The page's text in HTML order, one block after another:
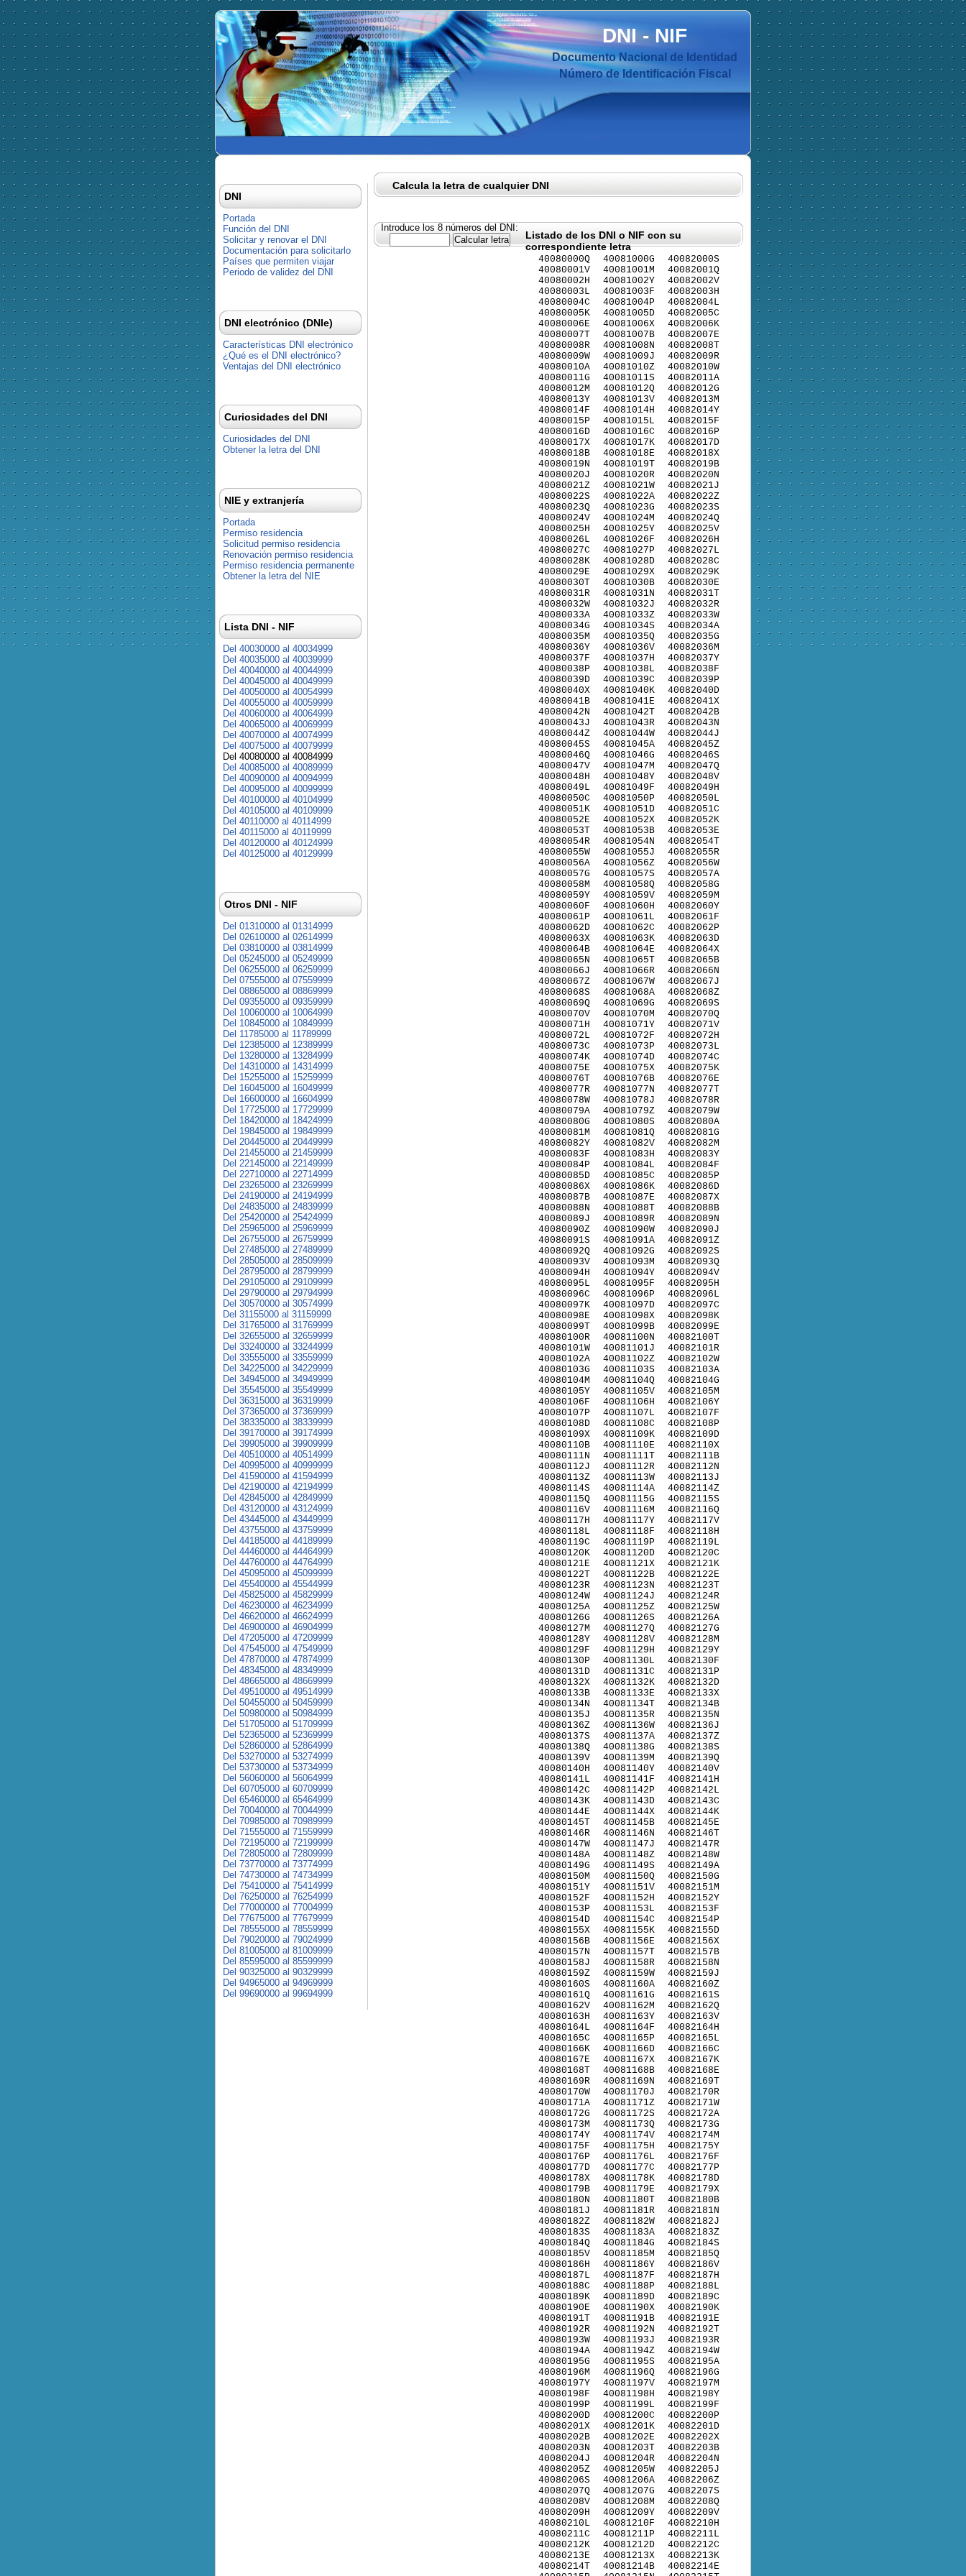
DNI-NIF
Documento Nacional de Identidad
Número de Identificación Fiscal
Calcula la letra de cualquier DNI
Introduce los 8 números del DNI:
Listado de los DNI o NIF con su
correspondiente letra
40080000Q
40080001V
40080002H
40080003L
40080004C
40080005K
40080006E
40080007T
40080008R
40080009W
40080010A
40080011G
40080012M
40080013Y
40080014F
40080015P
40080016D
40080017X
40080018B
40080019N
40080020J
40080021Z
40080022S
40080023Q
40080024V
40080025H
40080026L
40080027C
40080028K
40080029E
40080030T
40080031R
40080032W
40080033A
40080034G
40080035M
40080036Y
40080037F
40080038P
40080039D
40080040X
40080041B
40080042N
40080043J
40080044Z
40080045S
40080046Q
40080047V
40080048H
40080049L
40080050C
40080051K
40080052E
40080053T
40080054R
40080055W
40080056A
40080057G
40080058M
40080059Y
40080060F
40080061P
40080062D
40080063X
40080064B
40080065N
40080066J
40080067Z
40080068S
40080069Q
40080070V
40080071H
40080072L
40080073C
40080074K
40080075E
40080076T
40080077R
40080078W
40080079A
40080080G
40080081M
40080082Y
40080083F
40080084P
40080085D
40080086X
40080087B
40080088N
40080089J
40080090Z
40080091S
40080092Q
40080093V
40080094H
40080095L
40080096C
40080097K
40080098E
40080099T
40080100R
40080101W
40080102A
40080103G
40080104M
40080105Y
40080106F
40080107P
40080108D
40080109X
40080110B
40080111N
40080112J
40080113Z
40080114S
40080115Q
40080116V
40080117H
40080118L
40080119C
40080120K
40080121E
40080122T
40080123R
40080124W
40080125A
40080126G
40080127M
40080128Y
40080129F
40080130P
40080131D
40080132X
40080133B
40080134N
40080135J
40080136Z
40080137S
40080138Q
40080139V
40080140H
40080141L
40080142C
40080143K
40080144E
40080145T
40080146R
40080147W
40080148A
40080149G
40080150M
40080151Y
40080152F
40080153P
40080154D
40080155X
40080156B
40080157N
40080158J
40080159Z
40080160S
40080161Q
40080162V
40080163H
40080164L
40080165C
40080166K
40080167E
40080168T
40080169R
40080170W
40080171A
40080172G
40080173M
40080174Y
40080175F
40080176P
40080177D
40080178X
40080179B
40080180N
40080181J
40080182Z
40080183S
40080184Q
40080185V
40080186H
40080187L
40080188C
40080189K
40080190E
40080191T
40080192R
40080193W
40080194A
40080195G
40080196M
40080197Y
40080198F
40080199P
40080200D
40080201X
40080202B
40080203N
40080204J
40080205Z
40080206S
40080207Q
40080208V
40080209H
40080210L
40080211C
40080212K
40080213E
40080214T
40081000G
40081001M
40081002Y
40081003F
40081004P
40081005D
40081006X
40081007B
40081008N
40081009J
40081010Z
40081011S
40081012Q
40081013V
40081014H
40081015L
40081016C
40081017K
40081018E
40081019T
40081020R
40081021W
40081022A
40081023G
40081024M
40081025Y
40081026F
40081027P
40081028D
40081029X
40081030B
40081031N
40081032J
40081033Z
40081034S
40081035Q
40081036V
40081037H
40081038L
40081039C
40081040K
40081041E
40081042T
40081043R
40081044W
40081045A
40081046G
40081047M
40081048Y
40081049F
40081050P
40081051D
40081052X
40081053B
40081054N
40081055J
40081056Z
40081057S
40081058Q
40081059V
40081060H
40081061L
40081062C
40081063K
40081064E
40081065T
40081066R
40081067W
40081068A
40081069G
40081070M
40081071Y
40081072F
40081073P
40081074D
40081075X
40081076B
40081077N
40081078J
40081079Z
40081080S
40081081Q
40081082V
40081083H
40081084L
40081085C
40081086K
40081087E
40081088T
40081089R
40081090W
40081091A
40081092G
40081093M
40081094Y
40081095F
40081096P
40081097D
40081098X
40081099B
40081100N
40081101J
40081102Z
40081103S
40081104Q
40081105V
40081106H
40081107L
40081108C
40081109K
40081110E
40081111T
40081112R
40081113W
40081114A
40081115G
40081116M
40081117Y
40081118F
40081119P
40081120D
40081121X
40081122B
40081123N
40081124J
40081125Z
40081126S
40081127Q
40081128V
40081129H
40081130L
40081131C
40081132K
40081133E
40081134T
40081135R
40081136W
40081137A
40081138G
40081139M
40081140Y
40081141F
40081142P
40081143D
40081144X
40081145B
40081146N
40081147J
40081148Z
40081149S
40081150Q
40081151V
40081152H
40081153L
40081154C
40081155K
40081156E
40081157T
40081158R
40081159W
40081160A
40081161G
40081162M
40081163Y
40081164F
40081165P
40081166D
40081167X
40081168B
40081169N
40081170J
40081171Z
40081172S
40081173Q
40081174V
40081175H
40081176L
40081177C
40081178K
40081179E
40081180T
40081181R
40081182W
40081183A
40081184G
40081185M
40081186Y
40081187F
40081188P
40081189D
40081190X
40081191B
40081192N
40081193J
40081194Z
40081195S
40081196Q
40081197V
40081198H
40081199L
40081200C
40081201K
40081202E
40081203T
40081204R
40081205W
40081206A
40081207G
40081208M
40081209Y
40081210F
40081211P
40081212D
40081213X
40081214B
40082000S
40082001Q
40082002V
40082003H
40082004L
40082005C
40082006K
40082007E
40082008T
40082009R
40082010W
40082011A
40082012G
40082013M
40082014Y
40082015F
40082016P
40082017D
40082018X
40082019B
40082020N
40082021J
40082022Z
40082023S
40082024Q
40082025V
40082026H
40082027L
40082028C
40082029K
40082030E
40082031T
40082032R
40082033W
40082034A
40082035G
40082036M
40082037Y
40082038F
40082039P
40082040D
40082041X
40082042B
40082043N
40082044J
40082045Z
40082046S
40082047Q
40082048V
40082049H
40082050L
40082051C
40082052K
40082053E
40082054T
40082055R
40082056W
40082057A
40082058G
40082059M
40082060Y
40082061F
40082062P
40082063D
40082064X
40082065B
40082066N
40082067J
40082068Z
40082069S
40082070Q
40082071V
40082072H
40082073L
40082074C
40082075K
40082076E
40082077T
40082078R
40082079W
40082080A
40082081G
40082082M
40082083Y
40082084F
40082085P
40082086D
40082087X
40082088B
40082089N
40082090J
40082091Z
40082092S
40082093Q
40082094V
40082095H
40082096L
40082097C
40082098K
40082099E
40082100T
40082101R
40082102W
40082103A
40082104G
40082105M
40082106Y
40082107F
40082108P
40082109D
40082110X
40082111B
40082112N
40082113J
40082114Z
40082115S
40082116Q
40082117V
40082118H
40082119L
40082120C
40082121K
40082122E
40082123T
40082124R
40082125W
40082126A
40082127G
40082128M
40082129Y
40082130F
40082131P
40082132D
40082133X
40082134B
40082135N
40082136J
40082137Z
40082138S
40082139Q
40082140V
40082141H
40082142L
40082143C
40082144K
40082145E
40082146T
40082147R
40082148W
40082149A
40082150G
40082151M
40082152Y
40082153F
40082154P
40082155D
40082156X
40082157B
40082158N
40082159J
40082160Z
40082161S
40082162Q
40082163V
40082164H
40082165L
40082166C
40082167K
40082168E
40082169T
40082170R
40082171W
40082172A
40082173G
40082174M
40082175Y
40082176F
40082177P
40082178D
40082179X
40082180B
40082181N
40082182J
40082183Z
40082184S
40082185Q
40082186V
40082187H
40082188L
40082189C
40082190K
40082191E
40082192T
40082193R
40082194W
40082195A
40082196G
40082197M
40082198Y
40082199F
40082200P
40082201D
40082202X
40082203B
40082204N
40082205J
40082206Z
40082207S
40082208Q
40082209V
40082210H
40082211L
40082212C
40082213K
40082214E
DNI
Portada
Función del DNI
Solicitar y renovar el DNI
Documentación para solicitarlo
Países que permiten viajar
Periodo de validez del DNI
DNI electrónico (DNIe)
Características DNI electrónico
¿Qué es el DNI electrónico?
Ventajas del DNI electrónico
Curiosidades del DNI
Curiosidades del DNI
Obtener la letra del DNI
NIE y extranjería
Portada
Permiso residencia
Solicitud permiso residencia
Renovación permiso residencia
Permiso residencia permanente
Obtener la letra del NIE
Lista DNI - NIF
Del 40030000 al 40034999
Del 40035000 al 40039999
Del 40040000 al 40044999
Del 40045000 al 40049999
Del 40050000 al 40054999
Del 40055000 al 40059999
Del 40060000 al 40064999
Del 40065000 al 40069999
Del 40070000 al 40074999
Del 40075000 al 40079999
Del 40080000 al 40084999
Del 40085000 al 40089999
Del 40090000 al 40094999
Del 40095000 al 40099999
Del 40100000 al 40104999
Del 40105000 al 40109999
Del 40110000 al 40114999
Del 40115000 al 40119999
Del 40120000 al 40124999
Del 40125000 al 40129999
Otros DNI - NIF
Del 01310000 al 01314999
Del 02610000 al 02614999
Del 03810000 al 03814999
Del 05245000 al 05249999
Del 06255000 al 06259999
Del 07555000 al 07559999
Del 08865000 al 08869999
Del 09355000 al 09359999
Del 10060000 al 10064999
Del 10845000 al 10849999
Del 11785000 al 11789999
Del 12385000 al 12389999
Del 13280000 al 13284999
Del 14310000 al 14314999
Del 15255000 al 15259999
Del 16045000 al 16049999
Del 16600000 al 16604999
Del 17725000 al 17729999
Del 18420000 al 18424999
Del 19845000 al 19849999
Del 20445000 al 20449999
Del 21455000 al 21459999
Del 22145000 al 22149999
Del 22710000 al 22714999
Del 23265000 al 23269999
Del 24190000 al 24194999
Del 24835000 al 24839999
Del 25420000 al 25424999
Del 25965000 al 25969999
Del 26755000 al 26759999
Del 27485000 al 27489999
Del 28505000 al 28509999
Del 28795000 al 28799999
Del 29105000 al 29109999
Del 29790000 al 29794999
Del 30570000 al 30574999
Del 31155000 al 31159999
Del 31765000 al 31769999
Del 32655000 al 32659999
Del 33240000 al 33244999
Del 33555000 al 33559999
Del 34225000 al 34229999
Del 34945000 al 34949999
Del 35545000 al 35549999
Del 36315000 al 36319999
Del 37365000 al 37369999
Del 38335000 al 38339999
Del 39170000 al 39174999
Del 39905000 al 39909999
Del 40510000 al 40514999
Del 40995000 al 40999999
Del 41590000 al 41594999
Del 42190000 al 42194999
Del 42845000 al 42849999
Del 43120000 al 43124999
Del 43445000 al 43449999
Del 43755000 al 43759999
Del 44185000 al 44189999
Del 44460000 al 44464999
Del 44760000 al 44764999
Del 45095000 al 45099999
Del 45540000 al 45544999
Del 45825000 al 45829999
Del 46230000 al 46234999
Del 46620000 al 46624999
Del 46900000 al 46904999
Del 47205000 al 47209999
Del 47545000 al 47549999
Del 47870000 al 47874999
Del 48345000 al 48349999
Del 48665000 al 48669999
Del 49510000 al 49514999
Del 50455000 al 50459999
Del 50980000 al 50984999
Del 51705000 al 51709999
Del 52365000 al 52369999
Del 52860000 al 52864999
Del 53270000 al 53274999
Del 53730000 al 53734999
Del 56060000 al 56064999
Del 60705000 al 60709999
Del 65460000 al 65464999
Del 70040000 al 70044999
Del 70985000 al 70989999
Del 71555000 al 71559999
Del 72195000 al 72199999
Del 72805000 al 72809999
Del 73770000 al 73774999
Del 74730000 al 74734999
Del 75410000 al 75414999
Del 76250000 al 76254999
Del 77000000 al 77004999
Del 77675000 al 77679999
Del 78555000 al 78559999
Del 79020000 al 79024999
Del 81005000 al 81009999
Del 85595000 al 85599999
Del 90325000 al 90329999
Del 94965000 al 94969999
Del 99690000 al 99694999